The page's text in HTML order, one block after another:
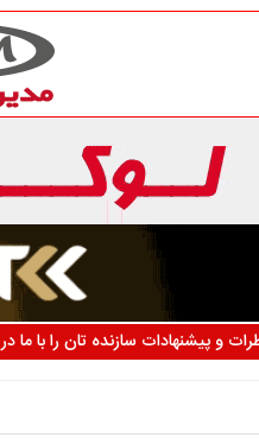
و پیشنهادات سازنده تان را با ما